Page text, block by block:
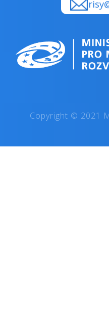
Copyright © 2021